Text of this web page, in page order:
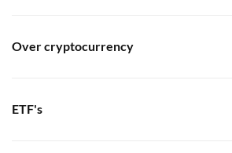
Over cryptocurrency
ETF's